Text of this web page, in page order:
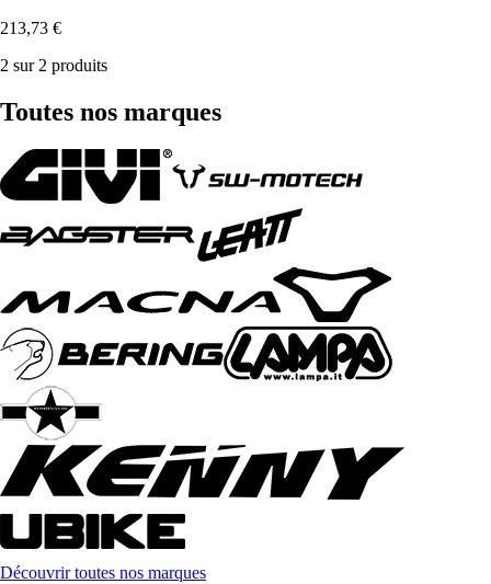
213,73 €
2 sur 2 produits
Toutes nos marques
Découvrir toutes nos marques